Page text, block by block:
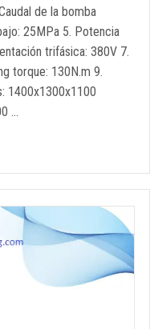
de la bomba
25MPa 5. Potencia
trifásica: 380V 7.
torque: 130N.m 9.
1400x1300x1100
…